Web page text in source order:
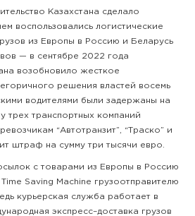
Казахстана сделало
воспользовались логистические
из Европы в Россию и Беларусь
— в сентябре 2022 года
возобновило жесткое
решения властей восемь
водителями были задержаны на
трех транспортных компаний
“Автотранзит”, “Траско” и
штраф на сумму три тысячи евро.
с товарами из Европы в Россию
Saving Machine грузоотправителю
курьерская служба работает в
экспресс–доставка грузов